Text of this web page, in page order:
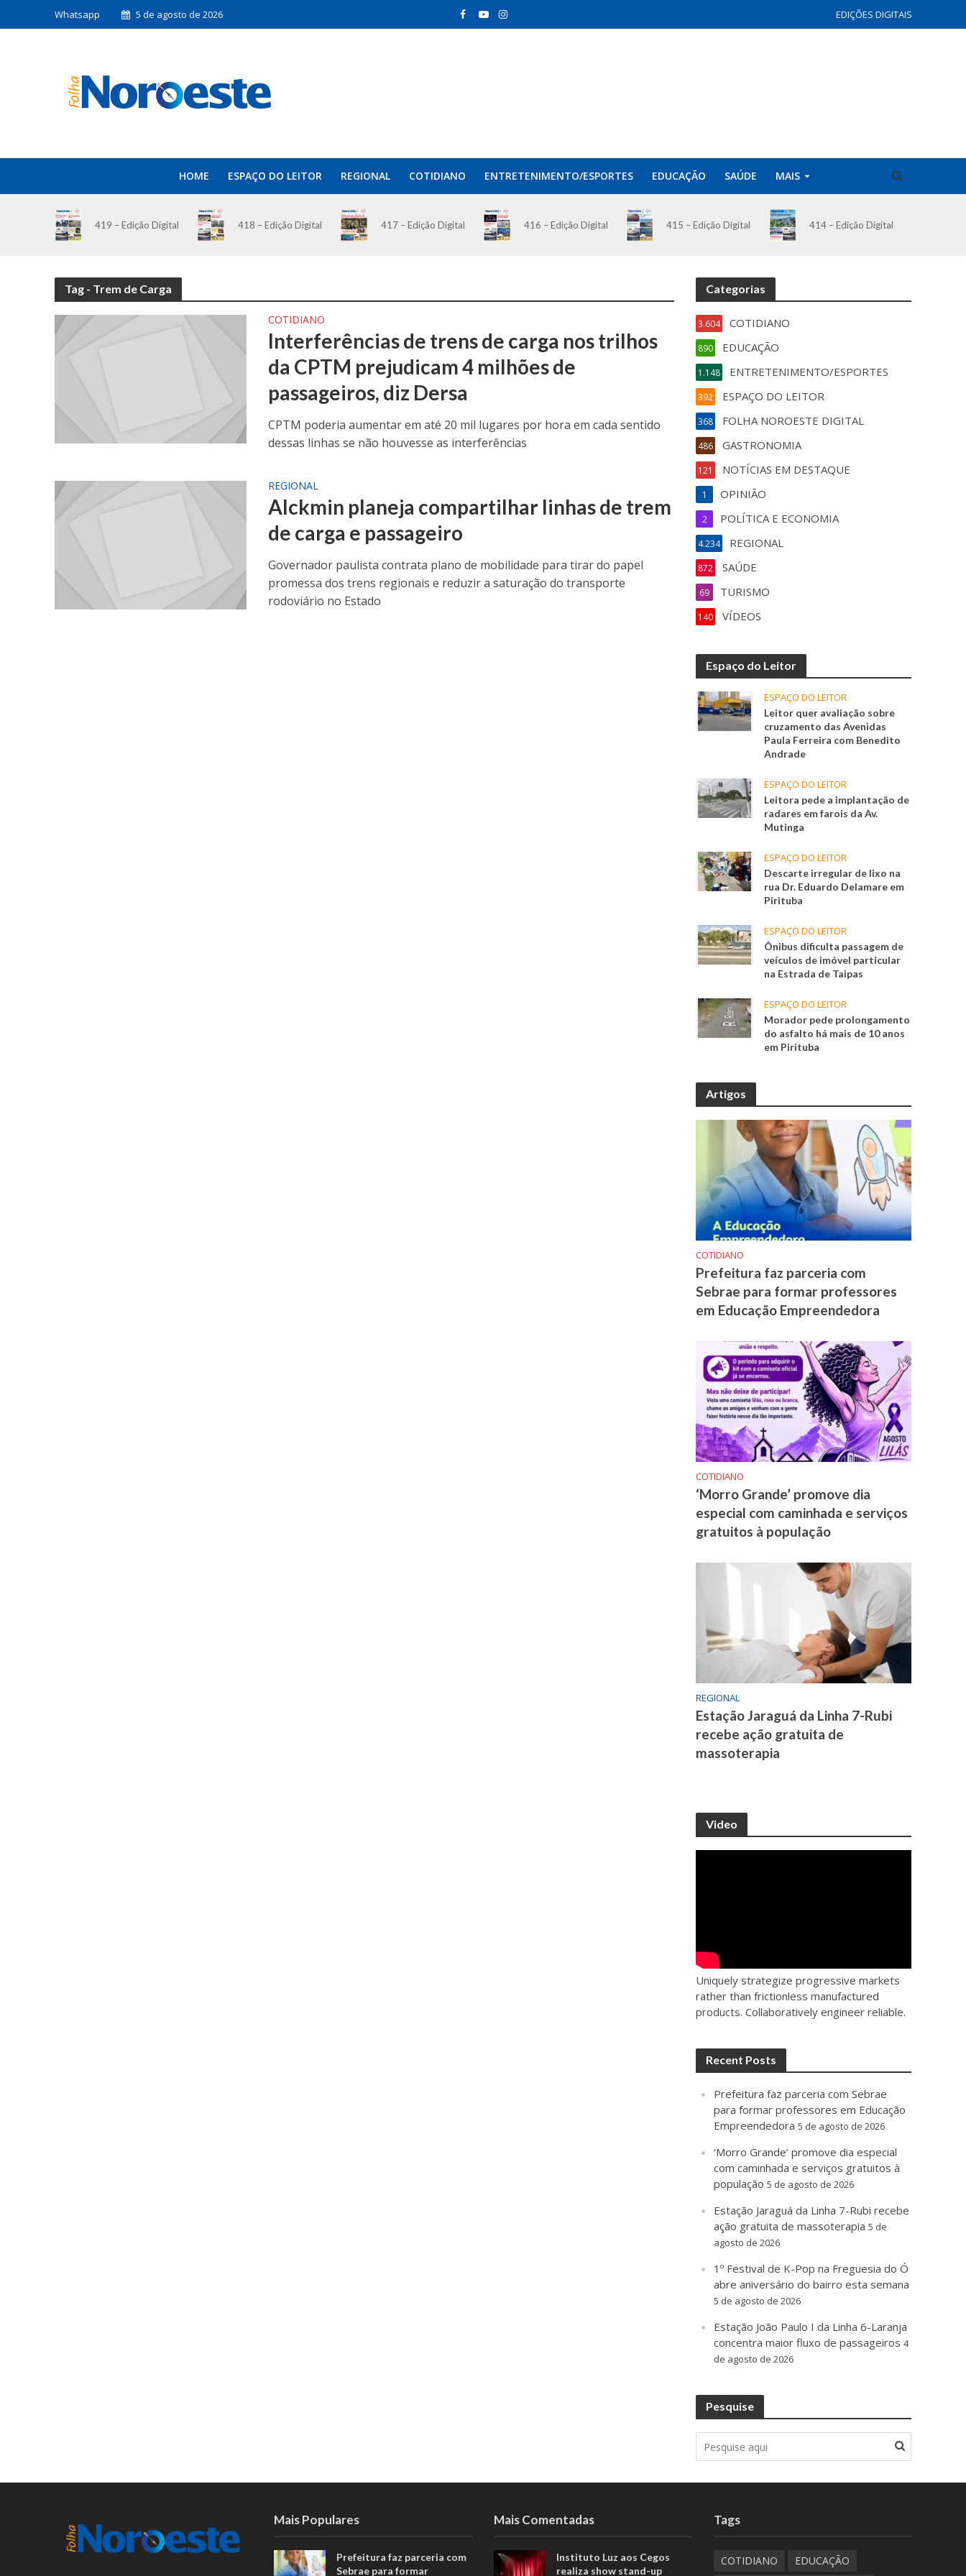
Whatsapp 5 de agosto de 2026 EDIÇÕES DIGITAIS
HOME ESPAÇO DO LEITOR REGIONAL COTIDIANO ENTRETENIMENTO/ESPORTES EDUCAÇÃO SAÚDE MAIS
419 – Edição Digital 418 – Edição Digital 417 – Edição Digital 416 – Edição Digital 415 – Edição Digital 414 – Edição Digital
Tag - Trem de Carga
COTIDIANO
Interferências de trens de carga nos trilhos
da CPTM prejudicam 4 milhões de
passageiros, diz Dersa
CPTM poderia aumentar em até 20 mil lugares por hora em cada sentido
dessas linhas se não houvesse as interferências
REGIONAL
Alckmin planeja compartilhar linhas de trem
de carga e passageiro
Governador paulista contrata plano de mobilidade para tirar do papel
promessa dos trens regionais e reduzir a saturação do transporte
rodoviário no Estado
Categorias
COTIDIANO
3.604
EDUCAÇÃO
890
ENTRETENIMENTO/ESPORTES
1.148
ESPAÇO DO LEITOR
392
FOLHA NOROESTE DIGITAL
368
GASTRONOMIA
486
NOTÍCIAS EM DESTAQUE
121
OPINIÃO
1
POLÍTICA E ECONOMIA
2
REGIONAL
4.234
SAÚDE
872
TURISMO
69
VÍDEOS
140
Espaço do Leitor
ESPAÇO DO LEITOR
Leitor quer avaliação sobre
cruzamento das Avenidas
Paula Ferreira com Benedito
Andrade
ESPAÇO DO LEITOR
Leitora pede a implantação de
radares em farois da Av.
Mutinga
ESPAÇO DO LEITOR
Descarte irregular de lixo na
rua Dr. Eduardo Delamare em
Pirituba
ESPAÇO DO LEITOR
Ônibus dificulta passagem de
veículos de imóvel particular
na Estrada de Taipas
ESPAÇO DO LEITOR
Morador pede prolongamento
do asfalto há mais de 10 anos
em Pirituba
Artigos
COTIDIANO
Prefeitura faz parceria com
Sebrae para formar professores
em Educação Empreendedora
COTIDIANO
‘Morro Grande’ promove dia
especial com caminhada e serviços
gratuitos à população
REGIONAL
Estação Jaraguá da Linha 7-Rubi
recebe ação gratuita de
massoterapia
Video
Uniquely strategize progressive markets
rather than frictionless manufactured
products. Collaboratively engineer reliable.
Recent Posts
Prefeitura faz parceria com Sebrae
para formar professores em Educação
Empreendedora 5 de agosto de 2026
‘Morro Grande’ promove dia especial
com caminhada e serviços gratuitos à
população 5 de agosto de 2026
Estação Jaraguá da Linha 7-Rubi recebe
ação gratuita de massoterapia 5 de
agosto de 2026
1º Festival de K-Pop na Freguesia do Ó
abre aniversário do bairro esta semana
5 de agosto de 2026
Estação João Paulo I da Linha 6-Laranja
concentra maior fluxo de passageiros 4
de agosto de 2026
Pesquise
Mais Populares
Prefeitura faz parceria com
Sebrae para formar
Mais Comentadas
Instituto Luz aos Cegos
realiza show stand-up
Tags
COTIDIANO EDUCAÇÃO